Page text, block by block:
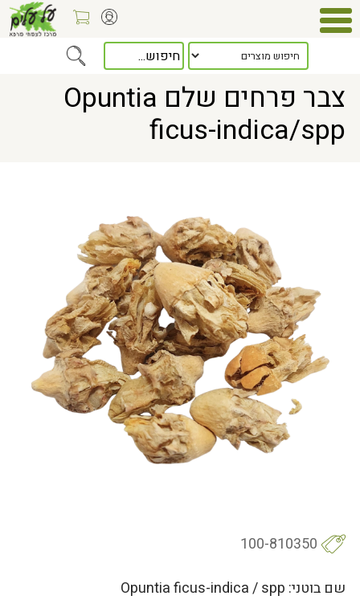
> צבר פרחים שלם Opuntia ficus-indica/spp
צבר פרחים שלם Opuntia
ficus-indica/spp
100-810350
שם בוטני: Opuntia ficus-indica / spp